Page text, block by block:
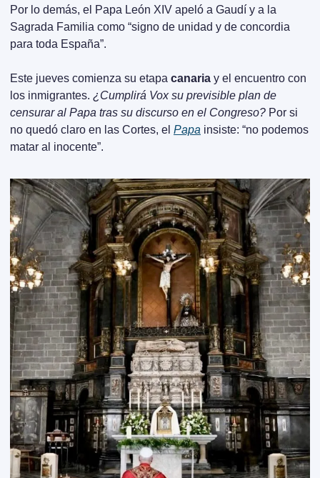
Por lo demás, el Papa León XIV apeló a Gaudí y a la
Sagrada Familia como “signo de unidad y de concordia
para toda España”.
Este jueves comienza su etapa canaria y el encuentro con
los inmigrantes. ¿Cumplirá Vox su previsible plan de
censurar al Papa tras su discurso en el Congreso? Por si
no quedó claro en las Cortes, el Papa insiste: “no podemos
matar al inocente”.